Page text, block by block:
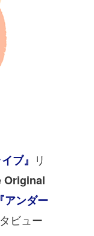
ブ』 リ
Original
『アンダー
ビュー